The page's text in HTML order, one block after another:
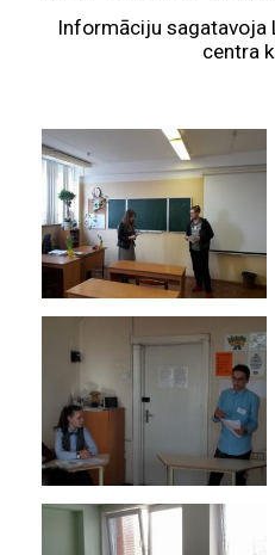
Informāciju sagatavoja
centra